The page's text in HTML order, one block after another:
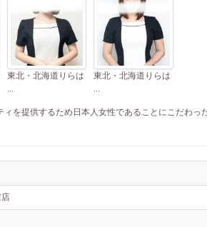
東北・北海道りらは
...
東北・北海道りらは
...
を提供するため日本人女性であることにこだわっ
店